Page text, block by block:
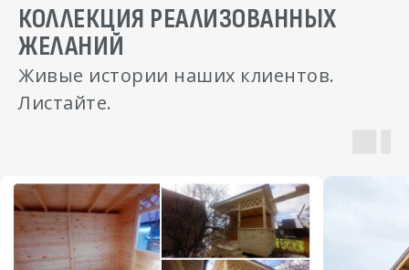
КОЛЛЕКЦИЯ РЕАЛИЗОВАННЫХ
ЖЕЛАНИЙ
Живые истории наших клиентов.
Листайте.